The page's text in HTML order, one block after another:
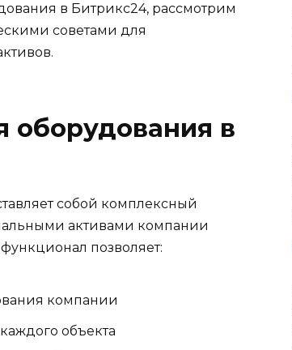
в Битрикс24, рассмотрим
советами для
оборудования в
собой комплексный
активами компании
позволяет:
компании
объекта